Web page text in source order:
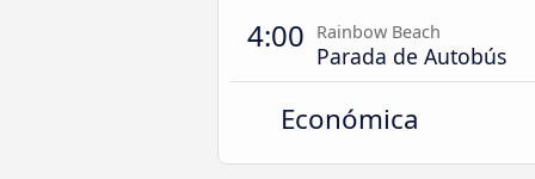
4:00 Rainbow Beach
Parada de Autobús
Económica